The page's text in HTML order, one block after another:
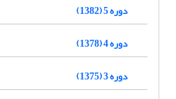
دوره 5 (1382)
دوره 4 (1378)
دوره 3 (1375)